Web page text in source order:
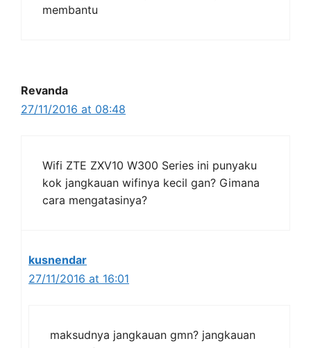
membantu
Revanda
27/11/2016 at 08:48
Wifi ZTE ZXV10 W300 Series ini punyaku
kok jangkauan wifinya kecil gan? Gimana
cara mengatasinya?
kusnendar
27/11/2016 at 16:01
maksudnya jangkauan gmn? jangkauan